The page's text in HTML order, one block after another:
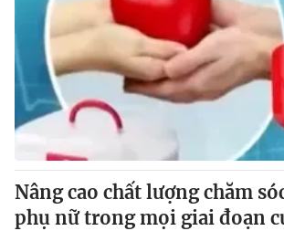
Theo dõi báo trên
Cơ quan chủ quản:Đài Truyền hình Việt Nam
Cơ quan báo chí:
Thời báo VTV
Giấy phép hoạt động báo in và báo điện tử
Tổng Biên tập:Vũ Thanh Thủy
Phó Tổng Biên tập:Nguyễn Thị Mỹ Hạnh,
Nguyễn Trọng Ninh
Nâng cao chất lượng chăm
phụ nữ trong mọi giai đoạn